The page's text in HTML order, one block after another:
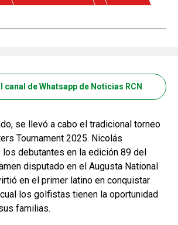
canal de Whatsapp de Noticias RCN
se llevó a cabo el tradicional torneo
Tournament 2025. Nicolás
los debutantes en la edición 89 del
disputado en el Augusta National
en el primer latino en conquistar
los golfistas tienen la oportunidad
familias.